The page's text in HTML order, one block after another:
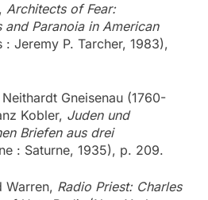
Architects of Fear:
Paranoia in American
Jeremy P. Tarcher, 1983),
Gneisenau (1760-
Kobler, Juden und
Briefen aus drei
: Saturne, 1935), p. 209.
Warren, Radio Priest: Charles